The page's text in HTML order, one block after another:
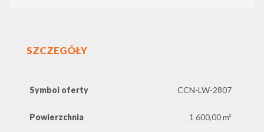
SZCZEGÓŁY
Symbol oferty CCN-LW-2807
Powierzchnia 1 600,00 m²